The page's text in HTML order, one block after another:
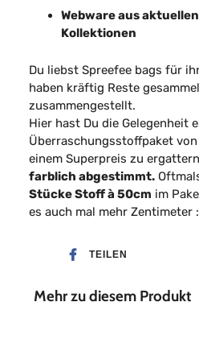
Webware aus
Kollektionen
Du liebst Spreefee bags für
haben kräftig Reste
zusammengestellt.
Hier hast Du die Gelegenheit
Überraschungsstoffpaket
einem Superpreis zu
farblich abgestimmt.
Stücke Stoff à 50cm im
es auch mal mehr Zentimeter
TEILEN
Mehr zu diesem Produkt